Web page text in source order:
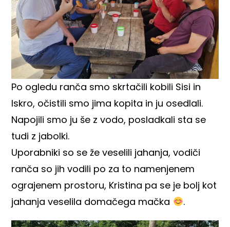
Po ogledu ranča smo skrtačili kobili Sisi in
Iskro, očistili smo jima kopita in ju osedlali.
Napojili smo ju še z vodo, posladkali sta se
tudi z jabolki.
Uporabniki so se že veselili jahanja, vodiči
ranča so jih vodili po za to namenjenem
ograjenem prostoru, Kristina pa se je bolj kot
jahanja veselila domačega mačka
.